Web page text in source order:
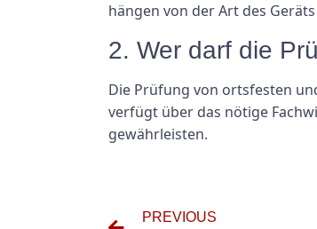
hängen von der Art des
2. Wer darf die
Die Prüfung von ortsfesten
verfügt über das nötige
gewährleisten.
PREVIOUS